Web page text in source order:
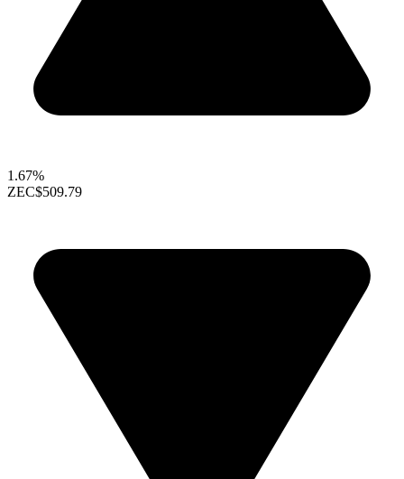
1.67%
ZEC$509.79